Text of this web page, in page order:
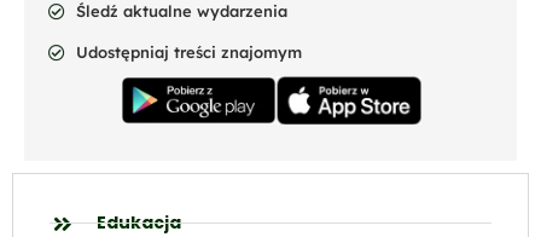
Śledź aktualne wydarzenia
Udostępniaj treści znajomym
Edukacja